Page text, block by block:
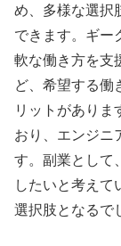
め、多様な選択
できます。ギー
軟な働き方を支
ど、希望する働
リットがありま
おり、エンジニ
す。副業として
したいと考えて
選択肢となるで